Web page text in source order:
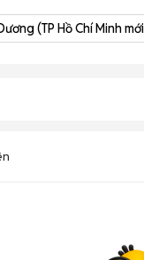
(TP Hồ Chí Minh